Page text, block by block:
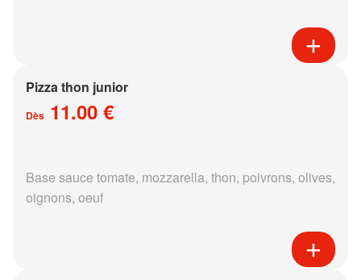
Pizza thon junior
Dès 11.00 €
Base sauce tomate, mozzarella, thon, poivrons, olives,
oignons, oeuf